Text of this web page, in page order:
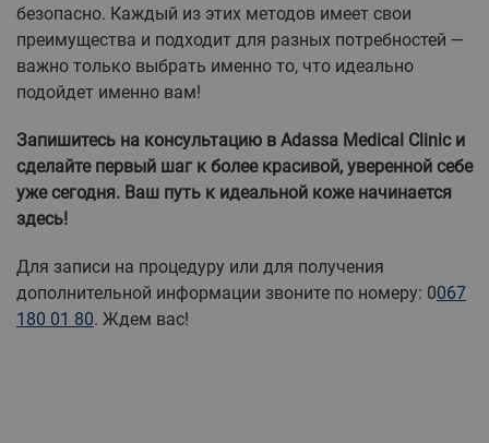
безопасно. Каждый из этих методов имеет свои
преимущества и подходит для разных потребностей —
важно только выбрать именно то, что идеально
подойдет именно вам!
Запишитесь на консультацию в Adassa Medical Clinic и
сделайте первый шаг к более красивой, уверенной себе
уже сегодня. Ваш путь к идеальной коже начинается
здесь!
Для записи на процедуру или для получения
дополнительной информации звоните по номеру: 0067
180 01 80. Ждем вас!